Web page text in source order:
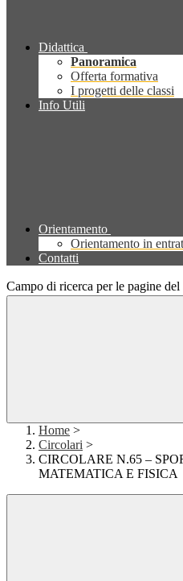
Didattica
Panoramica
Offerta formativa
I progetti delle classi
Info Utili
Orientamento
Orientamento in
Contatti
Campo di ricerca per le pagine del
Home >
Circolari >
CIRCOLARE N.65 –
MATEMATICA E FISICA